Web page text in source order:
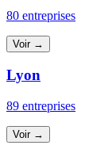
80 entreprises
Voir →
Lyon
89 entreprises
Voir →